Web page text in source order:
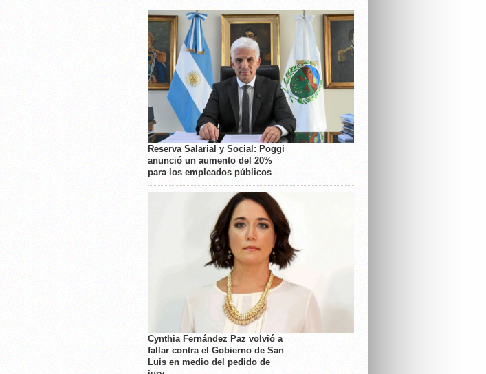
Reserva Salarial y Social: Poggi
anunció un aumento del 20%
para los empleados públicos
Cynthia Fernández Paz volvió a
fallar contra el Gobierno de San
Luis en medio del pedido de